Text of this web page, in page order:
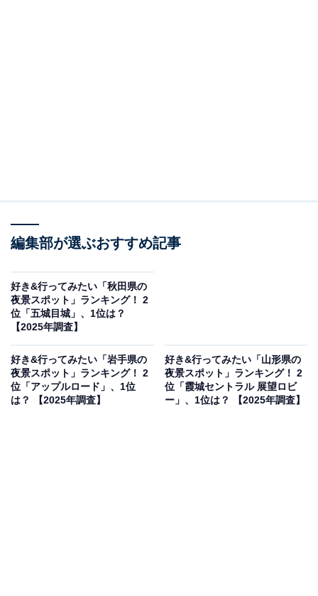
編集部が選ぶおすすめ記事
好き&行ってみたい「秋田県の
夜景スポット」ランキング！ 2
位「五城目城」、1位は？
【2025年調査】
好き&行ってみたい「岩手県の
夜景スポット」ランキング！ 2
位「アップルロード」、1位
は？ 【2025年調査】
好き&行ってみたい「山形県の
夜景スポット」ランキング！ 2
位「霞城セントラル 展望ロビ
ー」、1位は？ 【2025年調査】